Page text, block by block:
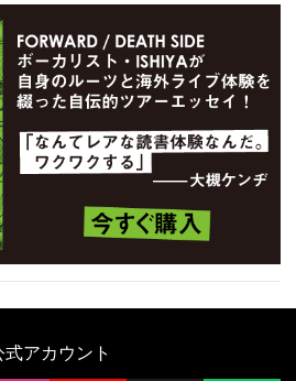
式アカウント